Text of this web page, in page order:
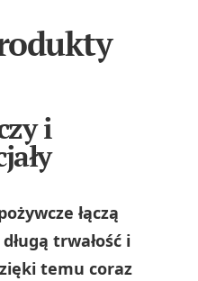
i
łączą
trwałość i
temu coraz